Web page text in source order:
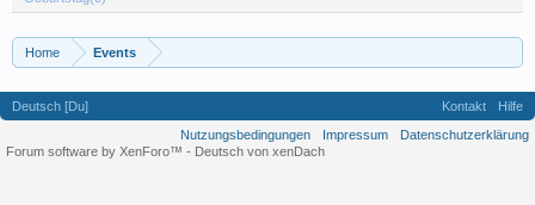
Home Events
Deutsch [Du] Kontakt
Hilfe
Nutzungsbedingungen
Impressum
Datenschutzerklärung
Forum software by XenForo™ - Deutsch von xenDach